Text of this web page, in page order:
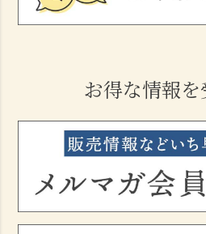
お得な情報を